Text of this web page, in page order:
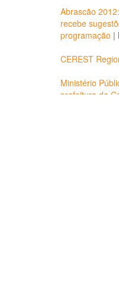
Abrascão
recebe
programação |
CEREST
Ministério
prefeitura de